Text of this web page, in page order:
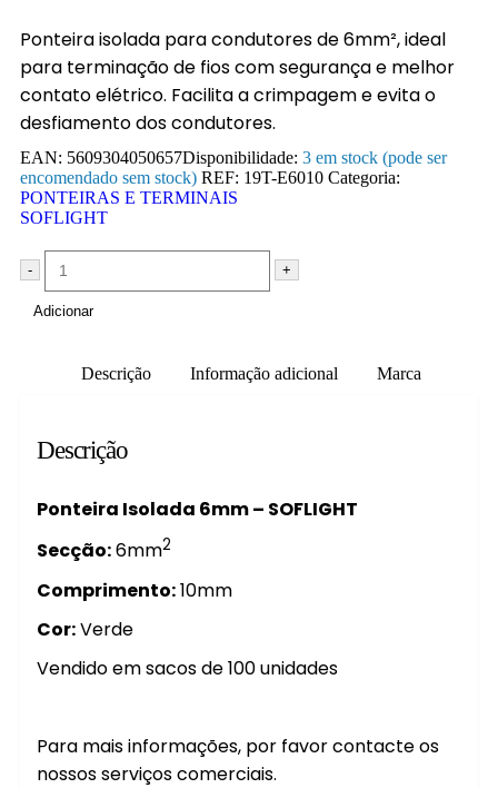
Ponteira isolada para condutores de 6mm², ideal
para terminação de fios com segurança e melhor
contato elétrico. Facilita a crimpagem e evita o
desfiamento dos condutores.
EAN: 5609304050657Disponibilidade: 3 em stock (pode ser
encomendado sem stock) REF: 19T-E6010 Categoria:
PONTEIRAS E TERMINAIS
SOFLIGHT
- +
Adicionar
Descrição Informação adicional Marca
Descrição
Ponteira Isolada 6mm – SOFLIGHT
Secção:6mm2
Comprimento:10mm
Cor:Verde
Vendido em sacos de 100 unidades
Para mais informações, por favor contacte os
nossos serviços comerciais.